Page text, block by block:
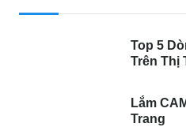
Top 5
Trên Thị
Lắm
Trang